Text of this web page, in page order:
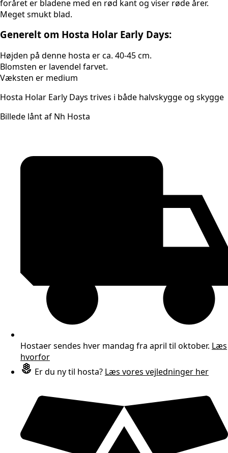
foråret er bladene med en rød kant og viser røde årer.
Meget smukt blad.
Generelt om Hosta Holar Early Days:
Højden på denne hosta er ca. 40-45 cm.
Blomsten er lavendel farvet.
Væksten er medium
Hosta Holar Early Days trives i både halvskygge og skygge
Billede lånt af Nh Hosta
Hostaer sendes hver mandag fra april til oktober. Læs
hvorfor
Er du ny til hosta? Læs vores vejledninger her